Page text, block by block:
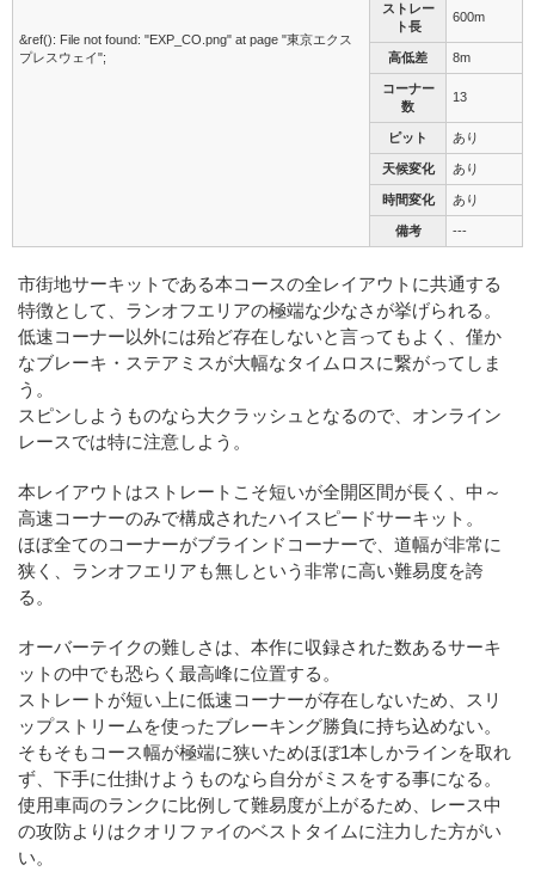
&ref(): File not found: "EXP_CO.png" at page "東京エクス
プレスウェイ";
ストレー
ト長
600m
高低差 8m
コーナー
数
13
ピット あり
天候変化 あり
時間変化 あり
備考 ---
市街地サーキットである本コースの全レイアウトに共通する
特徴として、ランオフエリアの極端な少なさが挙げられる。
低速コーナー以外には殆ど存在しないと言ってもよく、僅か
なブレーキ・ステアミスが大幅なタイムロスに繋がってしま
う。
スピンしようものなら大クラッシュとなるので、オンライン
レースでは特に注意しよう。
本レイアウトはストレートこそ短いが全開区間が長く、中～
高速コーナーのみで構成されたハイスピードサーキット。
ほぼ全てのコーナーがブラインドコーナーで、道幅が非常に
狭く、ランオフエリアも無しという非常に高い難易度を誇
る。
オーバーテイクの難しさは、本作に収録された数あるサーキ
ットの中でも恐らく最高峰に位置する。
ストレートが短い上に低速コーナーが存在しないため、スリ
ップストリームを使ったブレーキング勝負に持ち込めない。
そもそもコース幅が極端に狭いためほぼ1本しかラインを取れ
ず、下手に仕掛けようものなら自分がミスをする事になる。
使用車両のランクに比例して難易度が上がるため、レース中
の攻防よりはクオリファイのベストタイムに注力した方がい
い。